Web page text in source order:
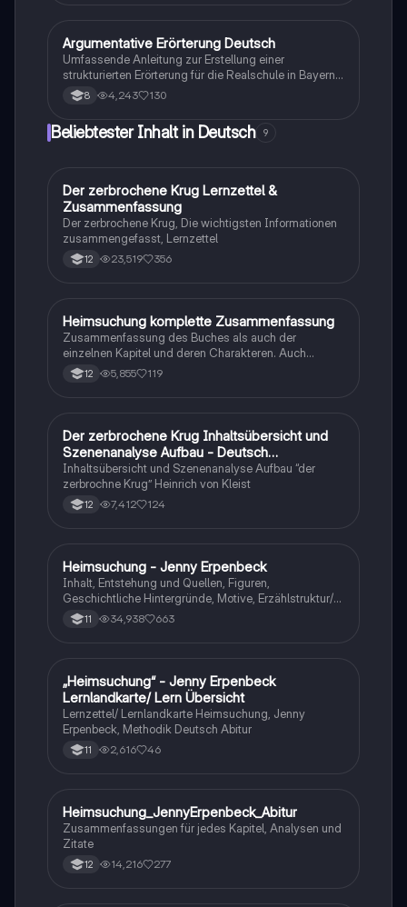
verbessern möchten.
Deutsch
Argumentative Erörterung Deutsch
Umfassende Anleitung zur Erstellung einer
strukturierten Erörterung für die Realschule in Bayern.
Behandelt die Einleitung, Argumentationsstruktur, Vor-
und Nachteile sowie den Schluss. Ideal für die
Beispiele und Tipps zur Formulierung von
8 4,243 130
Beliebtester Inhalt in Deutsch 9
Deutsch
Der zerbrochene Krug Lernzettel &
Zusammenfassung
Der zerbrochene Krug, Die wichtigsten Informationen
zusammengefasst, Lernzettel
12 23,519 356
Deutsch
Heimsuchung komplette Zusammenfassung
Zusammenfassung des Buches als auch der
einzelnen Kapitel und deren Charakteren. Auch
tabellarisch. Im Unterricht ohne KI erstellt
12 5,855 119
Deutsch
Der zerbrochene Krug Inhaltsübersicht und
Szenenanalyse Aufbau - Deutsch
Q1/Q2/Abitur
Inhaltsübersicht und Szenenanalyse Aufbau “der
zerbrochne Krug” Heinrich von Kleist
12 7,412 124
Deutsch
Heimsuchung - Jenny Erpenbeck
Inhalt, Entstehung und Quellen, Figuren,
Geschichtliche Hintergründe, Motive, Erzählstruktur/-
stil 11 34,938 663
Deutsch
„Heimsuchung“ - Jenny Erpenbeck
Lernlandkarte/ Lern Übersicht
Lernzettel/ Lernlandkarte Heimsuchung, Jenny
Erpenbeck, Methodik Deutsch Abitur
11 2,616 46
Deutsch
Heimsuchung_JennyErpenbeck_Abitur
Zusammenfassungen für jedes Kapitel, Analysen und
Zitate
12 14,216 277